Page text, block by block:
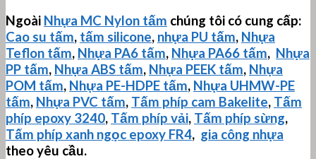
Ngoài Nhựa MC Nylon tấm chúng tôi có cung cấp:
Cao su tấm, tấm silicone, nhựa PU tấm, Nhựa
Teflon tấm, Nhựa PA6 tấm, Nhựa PA66 tấm, Nhựa
PP tấm, Nhựa ABS tấm, Nhựa PEEK tấm, Nhựa
POM tấm, Nhựa PE-HDPE tấm, Nhựa UHMW-PE
tấm, Nhựa PVC tấm, Tấm phíp cam Bakelite, Tấm
phíp epoxy 3240, Tấm phíp vải, Tấm phíp sừng,
Tấm phíp xanh ngọc epoxy FR4, gia công nhựa
theo yêu cầu.